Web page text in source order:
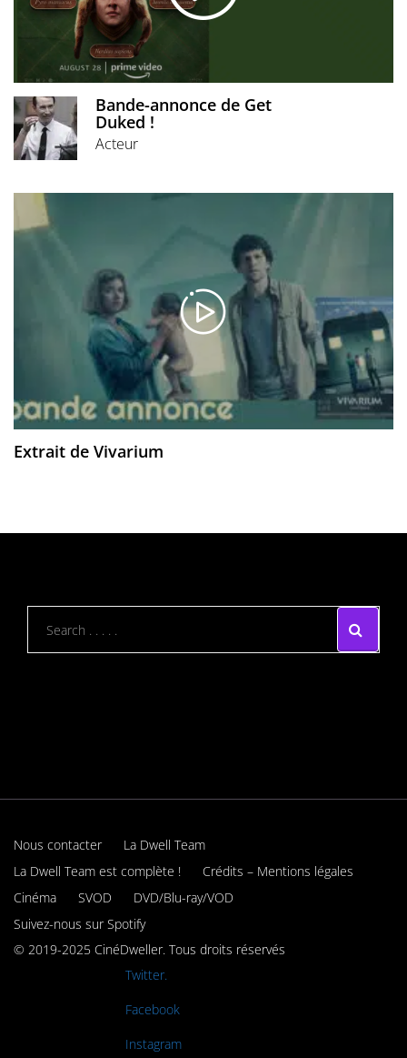
Bande-annonce de Get
Duked !
Acteur
Extrait de Vivarium
Nous contacter
La Dwell Team
La Dwell Team est complète !
Crédits – Mentions légales
Cinéma
SVOD
DVD/Blu-ray/VOD
Suivez-nous sur Spotify
© 2019-2025 CinéDweller. Tous droits réservés
Twitter.
Facebook
Instagram